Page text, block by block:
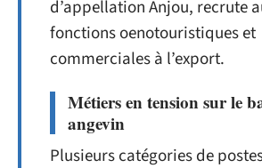
d’appellation Anjou, recrute
fonctions oenotouristiques et
commerciales à l’export.
Métiers en tension sur le
angevin
Plusieurs catégories de